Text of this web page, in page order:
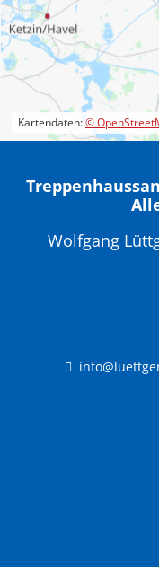
Kartendaten:©
Wolfgang